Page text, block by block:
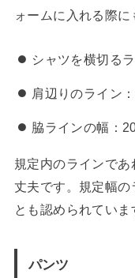
ォームに入れる際に
シャツを横切る
肩辺りのライン
脇ラインの幅：
規定内のラインで
丈夫です。規定幅の
とも認められていま
パンツ